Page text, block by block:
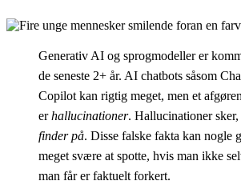
Generativ AI og sprogmodeller er
de seneste 2+ år. AI chatbots såsom
Copilot kan rigtig meget, men et
erhallucinationer. Hallucinationer
finder på. Disse falske fakta kan nogle
meget svære at spotte, hvis man ikke
man får er faktuelt forkert.